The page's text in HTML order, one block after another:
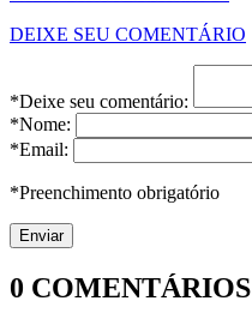
DEIXE SEU COMENTÁRIO
*Deixe seu comentário:
*Nome:
*Email:
*Preenchimento obrigatório
0 COMENTÁRIOS